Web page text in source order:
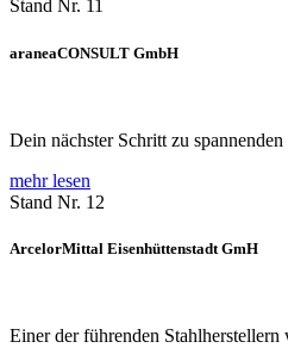
Stand Nr. 11
araneaCONSULT GmbH
Dein nächster Schritt zu
mehr lesen
Stand Nr. 12
ArcelorMittal Eisenhüttenstadt GmH
Einer der führenden